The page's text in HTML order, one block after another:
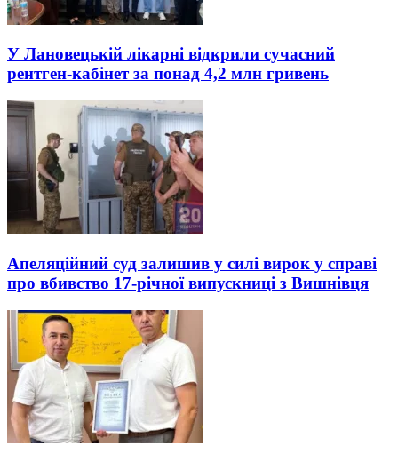
У Лановецькій лікарні відкрили сучасний
рентген-кабінет за понад 4,2 млн гривень
Апеляційний суд залишив у силі вирок у справі
про вбивство 17-річної випускниці з Вишнівця